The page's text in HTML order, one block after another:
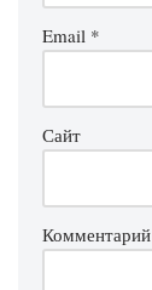
Email *
Сайт
Комментарий